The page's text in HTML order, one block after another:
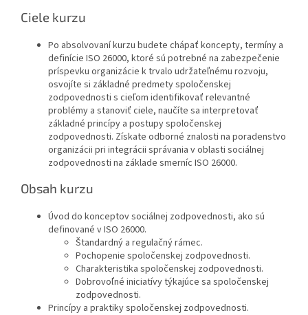
Ciele kurzu
Po absolvovaní kurzu budete chápať koncepty, termíny a
definície ISO 26000, ktoré sú potrebné na zabezpečenie
príspevku organizácie k trvalo udržateľnému rozvoju,
osvojíte si základné predmety spoločenskej
zodpovednosti s cieľom identifikovať relevantné
problémy a stanoviť ciele, naučíte sa interpretovať
základné princípy a postupy spoločenskej
zodpovednosti. Získate odborné znalosti na poradenstvo
organizácii pri integrácii správania v oblasti sociálnej
zodpovednosti na základe smerníc ISO 26000.
Obsah kurzu
Úvod do konceptov sociálnej zodpovednosti, ako sú
definované v ISO 26000.
Štandardný a regulačný rámec.
Pochopenie spoločenskej zodpovednosti.
Charakteristika spoločenskej zodpovednosti.
Dobrovoľné iniciatívy týkajúce sa spoločenskej
zodpovednosti.
Princípy a praktiky spoločenskej zodpovednosti.